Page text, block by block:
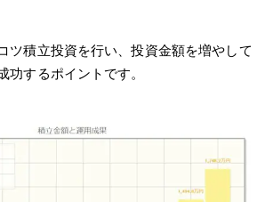
ツ積立投資を行い、投資金額を増やして
功するポイントです。